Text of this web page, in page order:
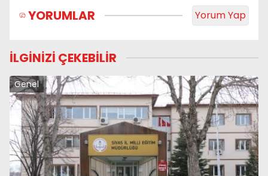
YORUMLAR Yorum Yap
İLGİNİZİ ÇEKEBİLİR
Genel